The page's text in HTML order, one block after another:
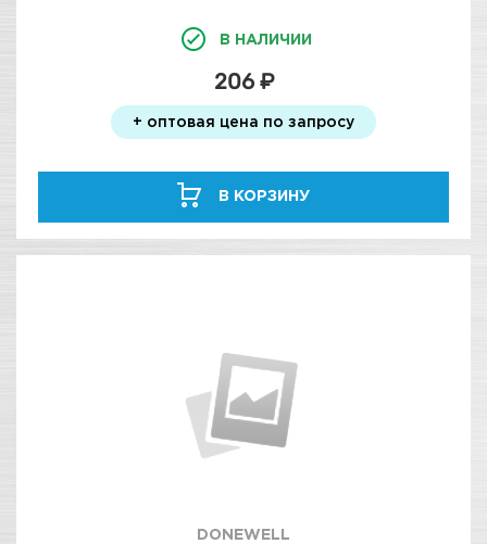
В НАЛИЧИИ
206 ₽
+ оптовая цена по запросу
В КОРЗИНУ
DONEWELL